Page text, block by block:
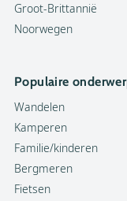
Groot-Brittannië
Noorwegen
Populaire
Wandelen
Kamperen
Familie/kinderen
Bergmeren
Fietsen